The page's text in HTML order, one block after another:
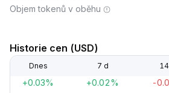
Objem tokenů v oběhu
Historie cen (USD)
Dnes 7 d
+0.03% +0.02% -